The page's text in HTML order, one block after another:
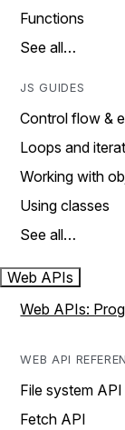
Functions
See all…
JS GUIDES
Control flow &
Loops and
Working with
Using classes
See all…
Web APIs
Web APIs:
WEB API
File system API
Fetch API